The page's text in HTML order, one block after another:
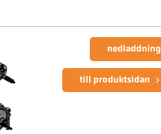
nedladdning
till produktsidan